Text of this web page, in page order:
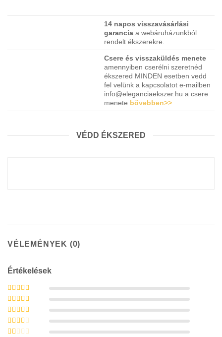
14 napos visszavásárlási
garanciaa webáruházunkból
rendelt ékszerekre.
Csere és visszaküldés menete
amennyiben cserélni szeretnéd
ékszered MINDEN esetben vedd
fel velünk a kapcsolatot e-mailben
info@eleganciaekszer.hu a csere
menete bővebben>>
VÉDD ÉKSZERED
VÉLEMÉNYEK (0)
Értékelések
Értékelés:
Értékelés:
Értékelés:
Értékelés: